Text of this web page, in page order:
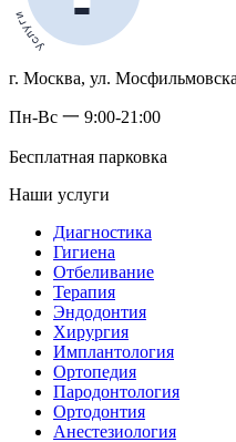
г. Москва, ул.
Пн-Вс 一 9:00-21:00
Бесплатная парковка
Наши услуги
Диагностика
Гигиена
Отбеливание
Терапия
Эндодонтия
Хирургия
Имплантология
Ортопедия
Пародонтология
Ортодонтия
Анестезиология